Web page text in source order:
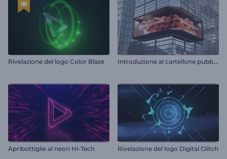
Rivelazione del logo Color Blaze I
ntroduzione al cartellone pubblicitario digitale
Apribottiglie al neon Hi-Tech Rivelazione del logo Digital Glitch